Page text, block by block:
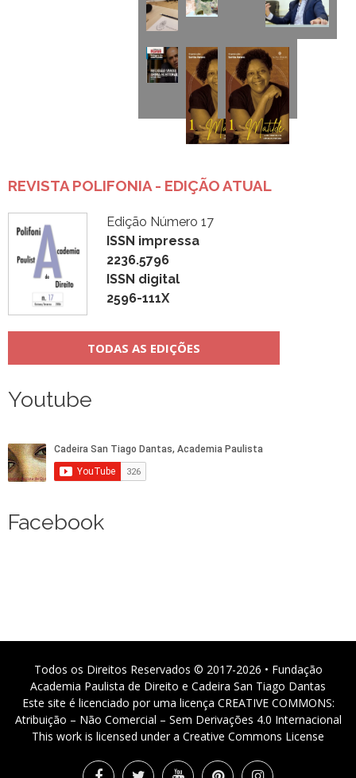
REVISTA POLIFONIA - EDIÇÃO ATUAL
Edição Número 17
ISSN impressa
2236.5796
ISSN digital
2596-111X
TODAS AS EDIÇÕES
Youtube
Facebook
Todos os Direitos Reservados © 2017-2026 • Fundação
Academia Paulista de Direito e Cadeira San Tiago Dantas
Este site é licenciado por uma licença CREATIVE COMMONS:
Atribuição – Não Comercial – Sem Derivações 4.0 Internacional
This work is licensed under a Creative Commons License